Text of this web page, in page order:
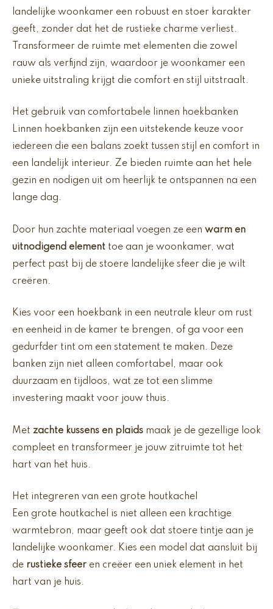
landelijke woonkamer een robuust en stoer karakter
geeft, zonder dat het de rustieke charme verliest.
Transformeer de ruimte met elementen die zowel
rauw als verfijnd zijn, waardoor je woonkamer een
unieke uitstraling krijgt die comfort en stijl uitstraalt.
Het gebruik van comfortabele linnen hoekbanken
Linnen hoekbanken zijn een uitstekende keuze voor
iedereen die een balans zoekt tussen stijl en comfort in
een landelijk interieur. Ze bieden ruimte aan het hele
gezin en nodigen uit om heerlijk te ontspannen na een
lange dag.
Door hun zachte materiaal voegen ze een warm en
uitnodigend element toe aan je woonkamer, wat
perfect past bij de stoere landelijke sfeer die je wilt
creëren.
Kies voor een hoekbank in een neutrale kleur om rust
en eenheid in de kamer te brengen, of ga voor een
gedurfder tint om een statement te maken. Deze
banken zijn niet alleen comfortabel, maar ook
duurzaam en tijdloos, wat ze tot een slimme
investering maakt voor jouw thuis.
Met zachte kussens en plaids maak je de gezellige look
compleet en transformeer je jouw zitruimte tot het
hart van het huis.
Het integreren van een grote houtkachel
Een grote houtkachel is niet alleen een krachtige
warmtebron, maar geeft ook dat stoere tintje aan je
landelijke woonkamer. Kies een model dat aansluit bij
de rustieke sfeer en creëer een uniek element in het
hart van je huis.